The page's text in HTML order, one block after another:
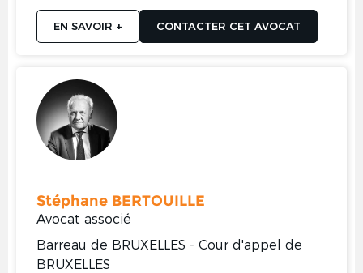
EN SAVOIR + CONTACTER CET AVOCAT
Stéphane BERTOUILLE
Avocat associé
Barreau de BRUXELLES - Cour d'appel de
BRUXELLES